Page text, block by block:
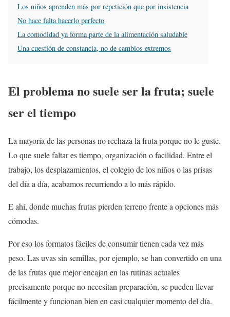
Los niños aprenden más por repetición que por insistencia
No hace falta hacerlo perfecto
La comodidad ya forma parte de la alimentación saludable
Una cuestión de constancia, no de cambios extremos
El problema no suele ser la fruta; suele
ser el tiempo
La mayoría de las personas no rechaza la fruta porque no le guste.
Lo que suele faltar es tiempo, organización o facilidad. Entre el
trabajo, los desplazamientos, el colegio de los niños o las prisas
del día a día, acabamos recurriendo a lo más rápido.
E ahí, donde muchas frutas pierden terreno frente a opciones más
cómodas.
Por eso los formatos fáciles de consumir tienen cada vez más
peso. Las uvas sin semillas, por ejemplo, se han convertido en una
de las frutas que mejor encajan en las rutinas actuales
precisamente porque no necesitan preparación, se pueden llevar
fácilmente y funcionan bien en casi cualquier momento del día.